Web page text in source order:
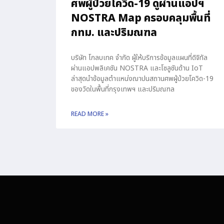
ศพผู้ป่วยโควิด-19 ดูผ่านแอปฯ
NOSTRA Map ครอบคลุมพื้นที่
กทม. และปริมณฑล
บริษัท โกลบเทค จำกัด ผู้ให้บริการข้อมูลแผนที่ดิจิทัล
ผ่านแอปพลิเคชัน NOSTRA และโซลูชันด้าน IoT
ล่าสุดนำข้อมูลตำแหน่งฌาปนสถานศพผู้ป่วยโควิด-19
ของวัดในพื้นที่กรุงเทพฯ และปริมณฑล
READ MORE »